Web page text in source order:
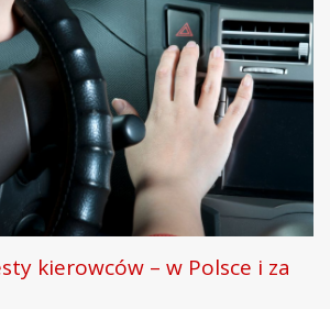
kierowców – w Polsce i za